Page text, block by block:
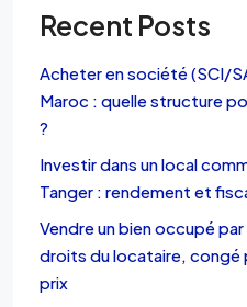
Recent Posts
Acheter en société (SCI/
Maroc : quelle structure
?
Investir dans un local
Tanger : rendement et
Vendre un bien occupé
droits du locataire, congé
prix